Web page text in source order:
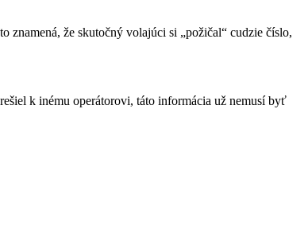
znamená, že skutočný volajúci si „požičal“ cudzie číslo,
k inému operátorovi, táto informácia už nemusí byť